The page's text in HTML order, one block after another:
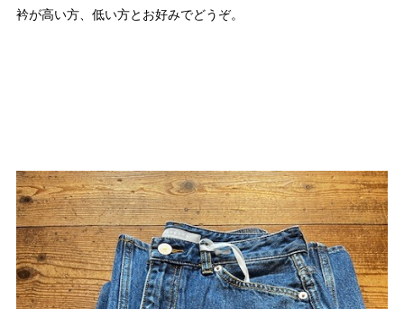
衿が高い方、低い方とお好みでどうぞ。